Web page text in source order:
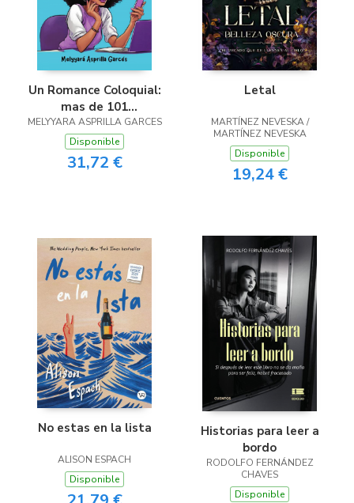
Un Romance Coloquial:
mas de 101
expresiones
coloquiales en español
MELYYARA ASPRILLA GARCES
Disponible
31,72 €
Letal
MARTÍNEZ NEVESKA /
MARTÍNEZ NEVESKA
Disponible
19,24 €
No estas en la lista
ALISON ESPACH
Disponible
Historias para leer a
bordo
RODOLFO FERNÁNDEZ
CHAVES
Disponible